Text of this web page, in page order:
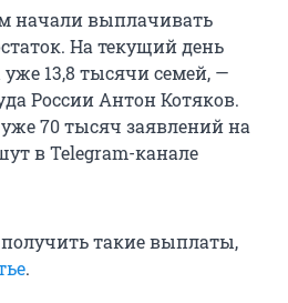
начали выплачивать
На текущий день
13,8 тысячи семей, —
России Антон Котяков.
70 тысяч заявлений на
в Telegram-канале
такие выплаты,
.